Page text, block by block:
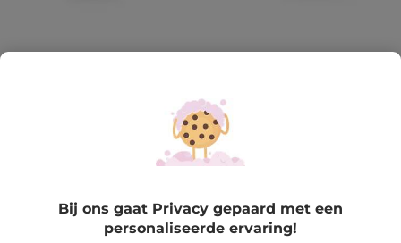
Set Complete Lichaamsverzorging
Een compleet ritueel voor huid en haar
★★★★★
★★★★★
Complete
Lichaamsverzorging
REVIEW TOEVOEGEN
Aantal
Bij ons gaat Privacy gepaard met een
personaliseerde ervaring!